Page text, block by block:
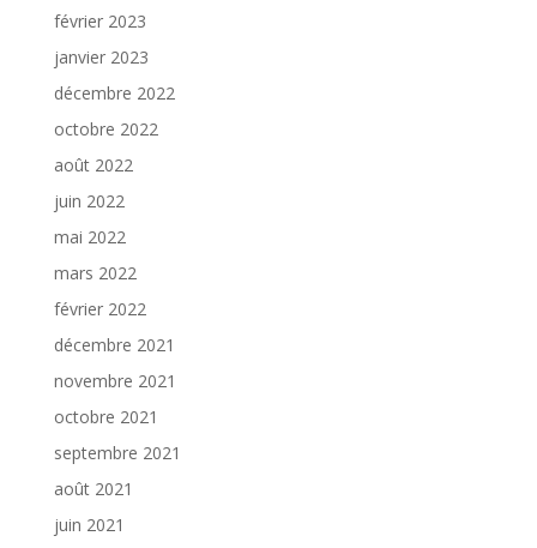
février 2023
janvier 2023
décembre 2022
octobre 2022
août 2022
juin 2022
mai 2022
mars 2022
février 2022
décembre 2021
novembre 2021
octobre 2021
septembre 2021
août 2021
juin 2021